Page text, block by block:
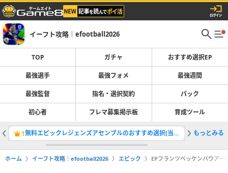
イーフト攻略｜efootball2026
TOP ガチャ おすすめ選択EP
最強選手 最強フォメ 最強週間
最強監督 指名・選択契約 パック
初心者 フレマ募集掲示板 育成ツール
1 無料エピックレジェンズアセンブルのおすすめ選択(当たり)選手ランキングと引き方 2最強選
もっとみる
ホーム イーフト攻略｜efootball2026 エピック EPフランツベッケンバウア